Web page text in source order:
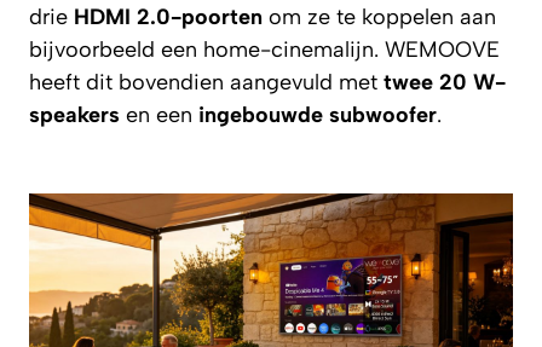
drie HDMI 2.0-poorten om ze te koppelen aan
bijvoorbeeld een home-cinemalijn. WEMOOVE
heeft dit bovendien aangevuld met twee 20 W-
speakers en een ingebouwde subwoofer.